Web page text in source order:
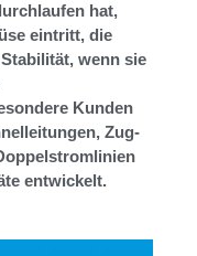
hat,
eintritt, die
wenn sie
Kunden
Zug-
entwickelt.